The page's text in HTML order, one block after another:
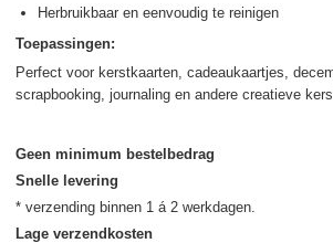
Herbruikbaar en eenvoudig te reinigen
Toepassingen:
Perfect voor kerstkaarten, cadeaukaartjes,
scrapbooking, journaling en andere creatieve
Geen minimum bestelbedrag
Snelle levering
Lage verzendkosten